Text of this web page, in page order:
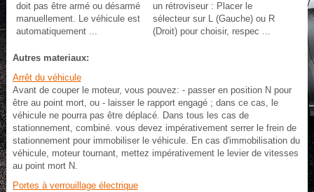
doit pas être armé ou désarmé
manuellement. Le véhicule est
automatiquement ...
un rétroviseur : Placer le
sélecteur sur L (Gauche) ou R
(Droit) pour choisir, respec ...
Autres materiaux:
Arrêt du véhicule
Avant de couper le moteur, vous pouvez: - passer en position N pour
être au point mort, ou - laisser le rapport engagé ; dans ce cas, le
véhicule ne pourra pas être déplacé. Dans tous les cas de
stationnement, combiné. vous devez impérativement serrer le frein de
stationnement pour immobiliser le véhicule. En cas d'immobilisation du
véhicule, moteur tournant, mettez impérativement le levier de vitesses
au point mort N.
Portes à verrouillage électrique